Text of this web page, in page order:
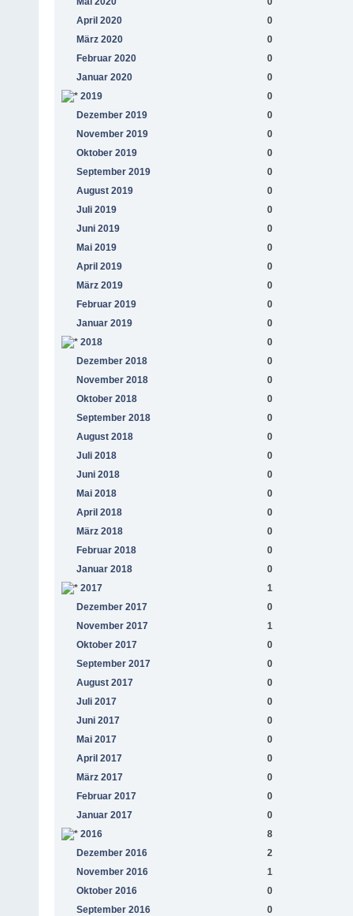
April 2020
0
März 2020
0
Februar 2020
0
Januar 2020
0
2019
0
Dezember 2019
0
November 2019
0
Oktober 2019
0
September 2019
0
August 2019
0
Juli 2019
0
Juni 2019
0
Mai 2019
0
April 2019
0
März 2019
0
Februar 2019
0
Januar 2019
0
2018
0
Dezember 2018
0
November 2018
0
Oktober 2018
0
September 2018
0
August 2018
0
Juli 2018
0
Juni 2018
0
Mai 2018
0
April 2018
0
März 2018
0
Februar 2018
0
Januar 2018
0
2017
1
Dezember 2017
0
November 2017
1
Oktober 2017
0
September 2017
0
August 2017
0
Juli 2017
0
Juni 2017
0
Mai 2017
0
April 2017
0
März 2017
0
Februar 2017
0
Januar 2017
0
2016
8
Dezember 2016
2
November 2016
1
Oktober 2016
0
September 2016
0